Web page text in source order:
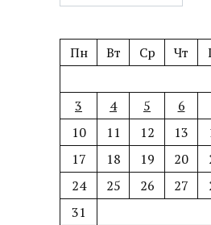
Пн Вт Ср Чт
3
4 5 6
10
11 12 13
17
18 19 20
24
25 26 27
31